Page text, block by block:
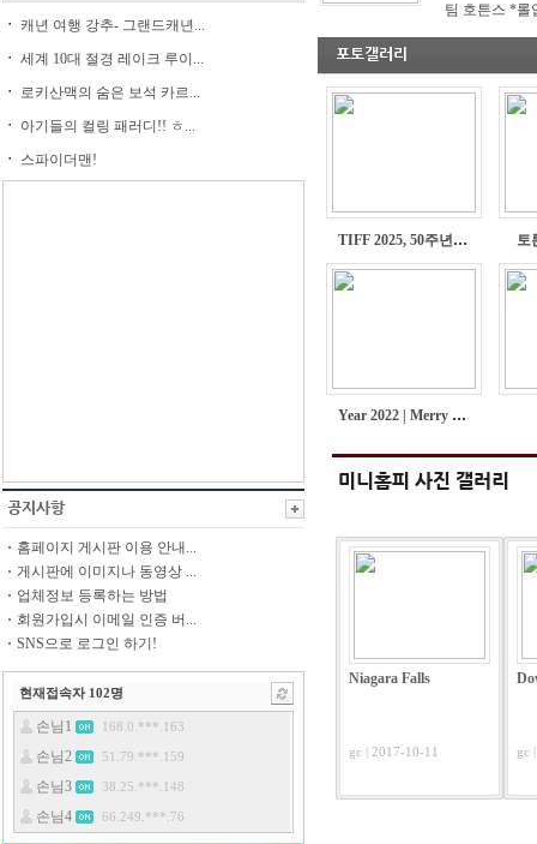
ㆍ 캐년 여행 강추- 그랜드캐년...
ㆍ 세계 10대 절경 레이크 루이...
ㆍ
로키산맥의 숨은 보석 카르...
ㆍ
아기들의 컬링 패러디!! ㅎ...
ㆍ
스파이더맨!
홈페이지 게시판 이용 안내...
게시판에 이미지나 동영상 ...
업체정보 등록하는 방법
회원가입시 이메일 인증 버...
SNS으로 로그인 하기!
현재접속자 102명
팀 호튼스 *롤
TIFF 2025, 50주년 맞... 토
Year 2022 | Merry Chris...
Niagara Falls
gc | 2017-10-11 gc